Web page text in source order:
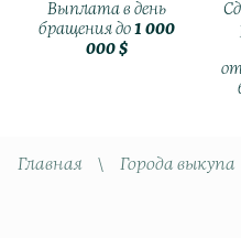
Выплата в день
бращения до1 000
000 $
Главная \ Города выкупа